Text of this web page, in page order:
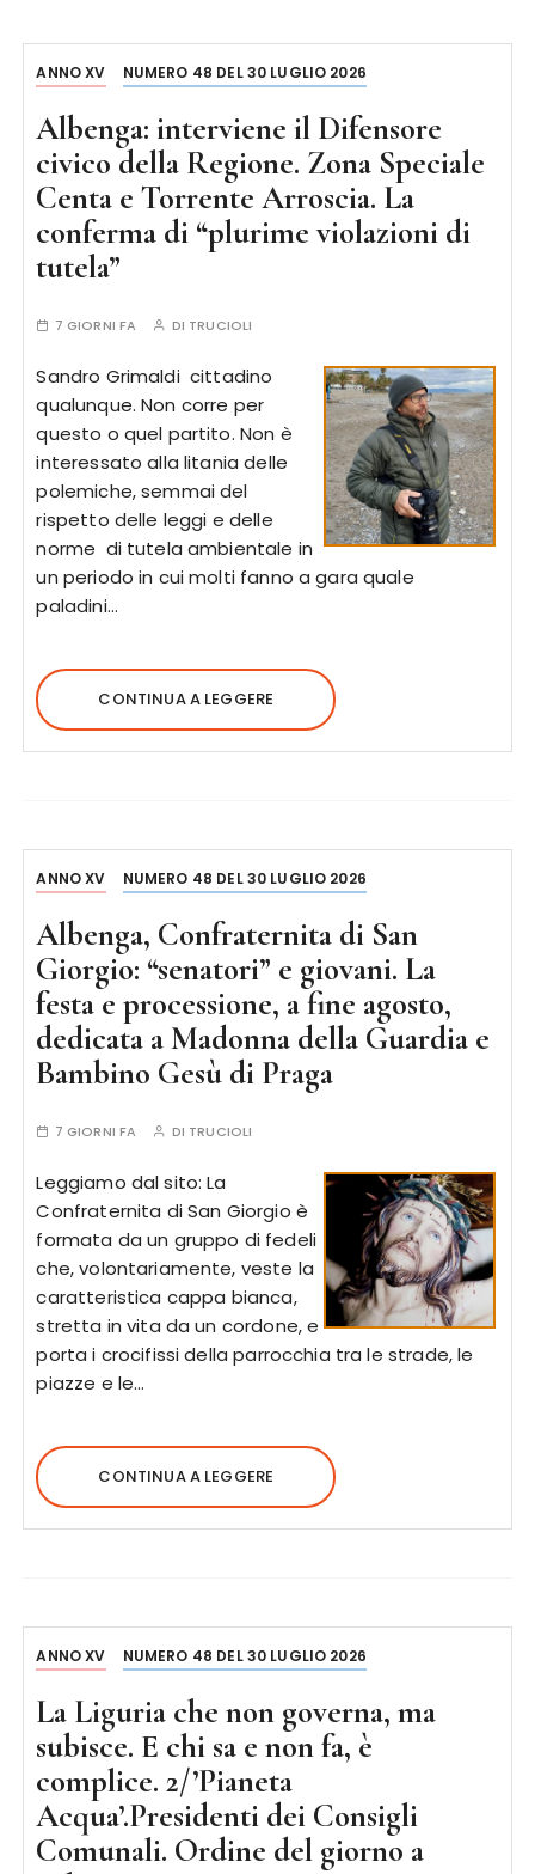
ANNO XV NUMERO 48 DEL 30 LUGLIO 2026
Albenga: interviene il Difensore
civico della Regione. Zona Speciale
Centa e Torrente Arroscia. La
conferma di “plurime violazioni di
tutela”
7 GIORNI FA DI TRUCIOLI
Sandro Grimaldi cittadino
qualunque. Non corre per
questo o quel partito. Non è
interessato alla litania delle
polemiche, semmai del
rispetto delle leggi e delle
norme di tutela ambientale in
un periodo in cui molti fanno a gara quale
paladini…
CONTINUA A LEGGERE
ANNO XV NUMERO 48 DEL 30 LUGLIO 2026
Albenga, Confraternita di San
Giorgio: “senatori” e giovani. La
festa e processione, a fine agosto,
dedicata a Madonna della Guardia e
Bambino Gesù di Praga
7 GIORNI FA DI TRUCIOLI
Leggiamo dal sito: La
Confraternita di San Giorgio è
formata da un gruppo di fedeli
che, volontariamente, veste la
caratteristica cappa bianca,
stretta in vita da un cordone, e
porta i crocifissi della parrocchia tra le strade, le
piazze e le…
CONTINUA A LEGGERE
ANNO XV NUMERO 48 DEL 30 LUGLIO 2026
La Liguria che non governa, ma
subisce. E chi sa e non fa, è
complice. 2/’Pianeta
Acqua’.Presidenti dei Consigli
Comunali. Ordine del giorno a